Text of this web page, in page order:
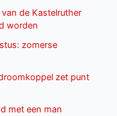
de Kastelruther
worden
zomerse
zet punt
met een man